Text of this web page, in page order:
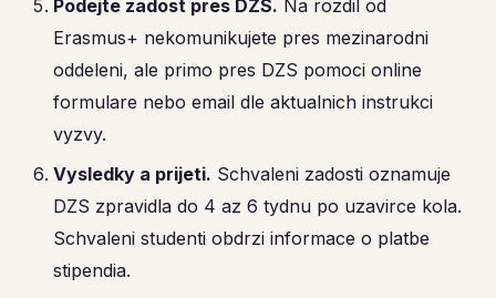
Podejte zadost pres DZS. Na rozdil od
Erasmus+ nekomunikujete pres mezinarodni
oddeleni, ale primo pres DZS pomoci online
formulare nebo email dle aktualnich instrukci
vyzvy.
Vysledky a prijeti. Schvaleni zadosti oznamuje
DZS zpravidla do 4 az 6 tydnu po uzavirce kola.
Schvaleni studenti obdrzi informace o platbe
stipendia.